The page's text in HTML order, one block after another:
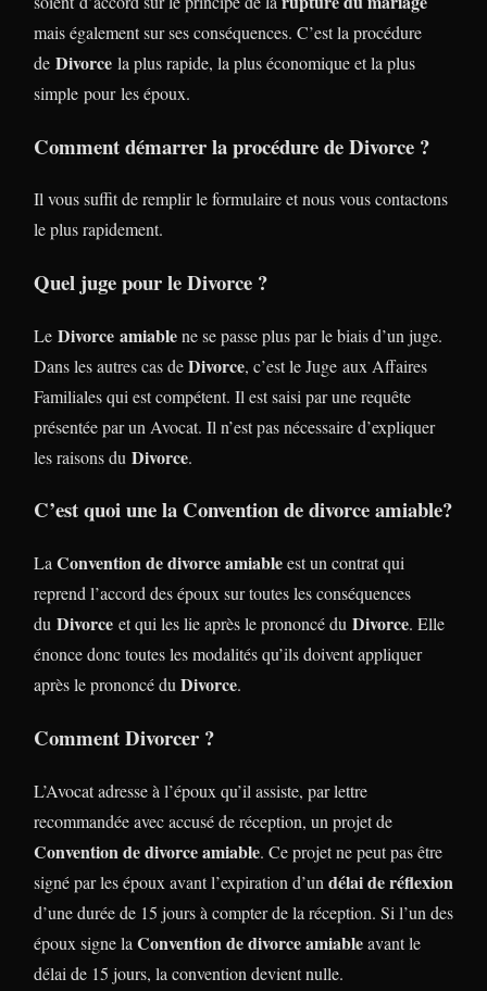
mais également sur ses conséquences. C’est la procédure
de Divorce la plus rapide, la plus économique et la plus
simple pour les époux.
Comment démarrer la procédure de Divorce ?
Il vous suffit de remplir le formulaire et nous vous contactons
le plus rapidement.
Quel juge pour le Divorce ?
Le Divorce amiablene se passe plus par le biais d’un juge.
Dans les autres cas deDivorce, c’est le Juge aux Affaires
Familiales qui est compétent. Il est saisi par une requête
présentée par un Avocat. Il n’est pas nécessaire d’expliquer
les raisons du Divorce.
C’est quoi une la Convention de divorce amiable?
La Convention de divorce amiableest un contrat qui
reprend l’accord des époux sur toutes les conséquences
du Divorce et qui les lie après le prononcé du Divorce. Elle
énonce donc toutes les modalités qu’ils doivent appliquer
après le prononcé du Divorce.
Comment Divorcer ?
L’Avocat adresse à l’époux qu’il assiste, par lettre
recommandée avec accusé de réception, un projet de
Convention de divorce amiable. Ce projet ne peut pas être
signé par les époux avant l’expiration d’un délai de réflexion
d’une durée de 15 jours à compter de la réception. Si l’un des
époux signe la Convention de divorce amiableavant le
délai de 15 jours, la convention devient nulle.